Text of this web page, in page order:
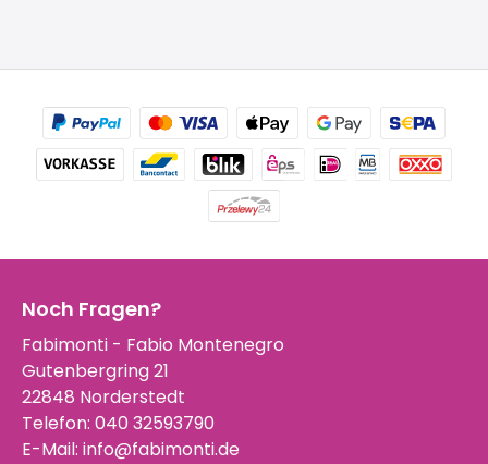
Noch Fragen?
Fabimonti - Fabio Montenegro
Gutenbergring 21
22848 Norderstedt
Telefon: 040 32593790
E-Mail: info@fabimonti.de